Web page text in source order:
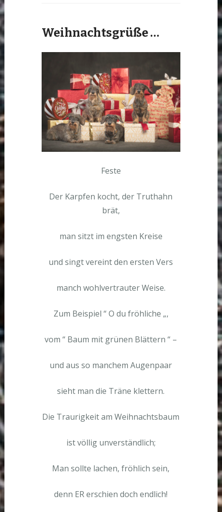
Weihnachtsgrüße …
Feste
Der Karpfen kocht, der Truthahn
brät,
man sitzt im engsten Kreise
und singt vereint den ersten Vers
manch wohlvertrauter Weise.
Zum Beispiel “ O du fröhliche „,
vom “ Baum mit grünen Blättern “ –
und aus so manchem Augenpaar
sieht man die Träne klettern.
Die Traurigkeit am Weihnachtsbaum
ist völlig unverständlich;
Man sollte lachen, fröhlich sein,
denn ER erschien doch endlich!